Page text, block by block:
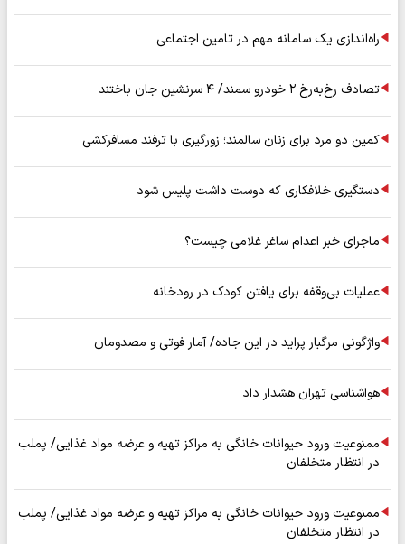
راه‌اندازی یک سامانه مهم در تامین اجتماعی
تصادف رخ‌به‌رخ ۲ خودرو سمند/ ۴ سرنشین جان باختند
کمین دو مرد برای زنان سالمند؛ زورگیری با ترفند مسافرکشی
دستگیری خلافکاری که دوست داشت پلیس شود
ماجرای خبر اعدام ساغر غلامی چیست؟
عملیات بی‌وقفه برای یافتن کودک در رودخانه
واژگونی مرگبار پراید در این جاده/ آمار فوتی و مصدومان
هواشناسی تهران هشدار داد
ممنوعیت ورود حیوانات خانگی به مراکز تهیه و عرضه مواد غذایی/ پملب
در انتظار متخلفان
ممنوعیت ورود حیوانات خانگی به مراکز تهیه و عرضه مواد غذایی/ پملب
در انتظار متخلفان